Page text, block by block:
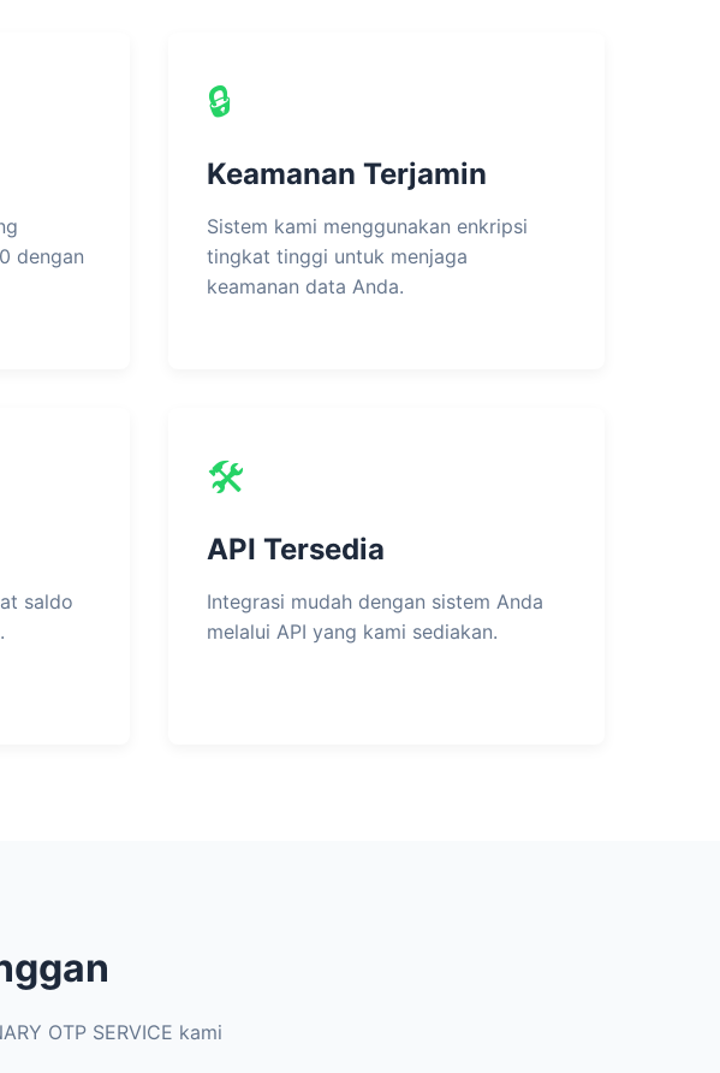
dengan
🔒
Keamanan Terjamin
Sistem kami menggunakan enkripsi
tingkat tinggi untuk menjaga
keamanan data Anda.
saldo
🛠️
API Tersedia
Integrasi mudah dengan sistem Anda
melalui API yang kami sediakan.
OTP SERVICE kami